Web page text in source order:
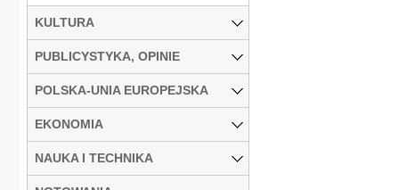
KULTURA
PUBLICYSTYKA, OPINIE
POLSKA-UNIA EUROPEJSKA
EKONOMIA
NAUKA I TECHNIKA